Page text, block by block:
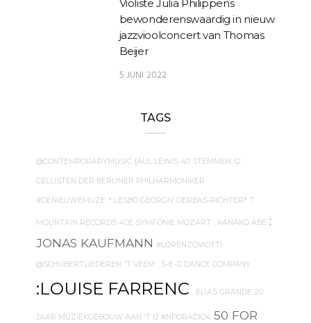
Violiste Julia Philippens
bewonderenswaardig in nieuw
jazzvioolconcert van Thomas
Beijer
5 JUNI 2022
TAGS
@CONTEMPORARYMUSIC {AUL LEWIS 40 STEMMEN 12
CELLISTEN DER BERLINER PHILHARMONIKER
#DENIEUWEMUZE * LESBO GEORGIY DERBAS-RICHTER* 7
MOUNTAIN RECORDS 40E SYMFONIE MOZART . KANAKO ABE :
JONAS KAUFMANN #LORENZOVIOTTI
@SCHUBERTLIEDEREN 'T VEEM . S-E-D DANCE COMPANY
:LOUISE FARRENC . ELIAS GRANDE 20
JAAR MUZIEKGEBOUW AAN 'T IJ #NPORADIO4 50 FOR